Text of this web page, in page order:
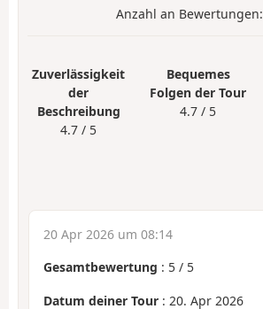
Anzahl an Bewertungen:
Zuverlässigkeit
der
Beschreibung
4.7 / 5
Bequemes
Folgen der Tour
4.7 / 5
20 Apr 2026 um 08:14
Gesamtbewertung : 5 / 5
Datum deiner Tour : 20. Apr 2026